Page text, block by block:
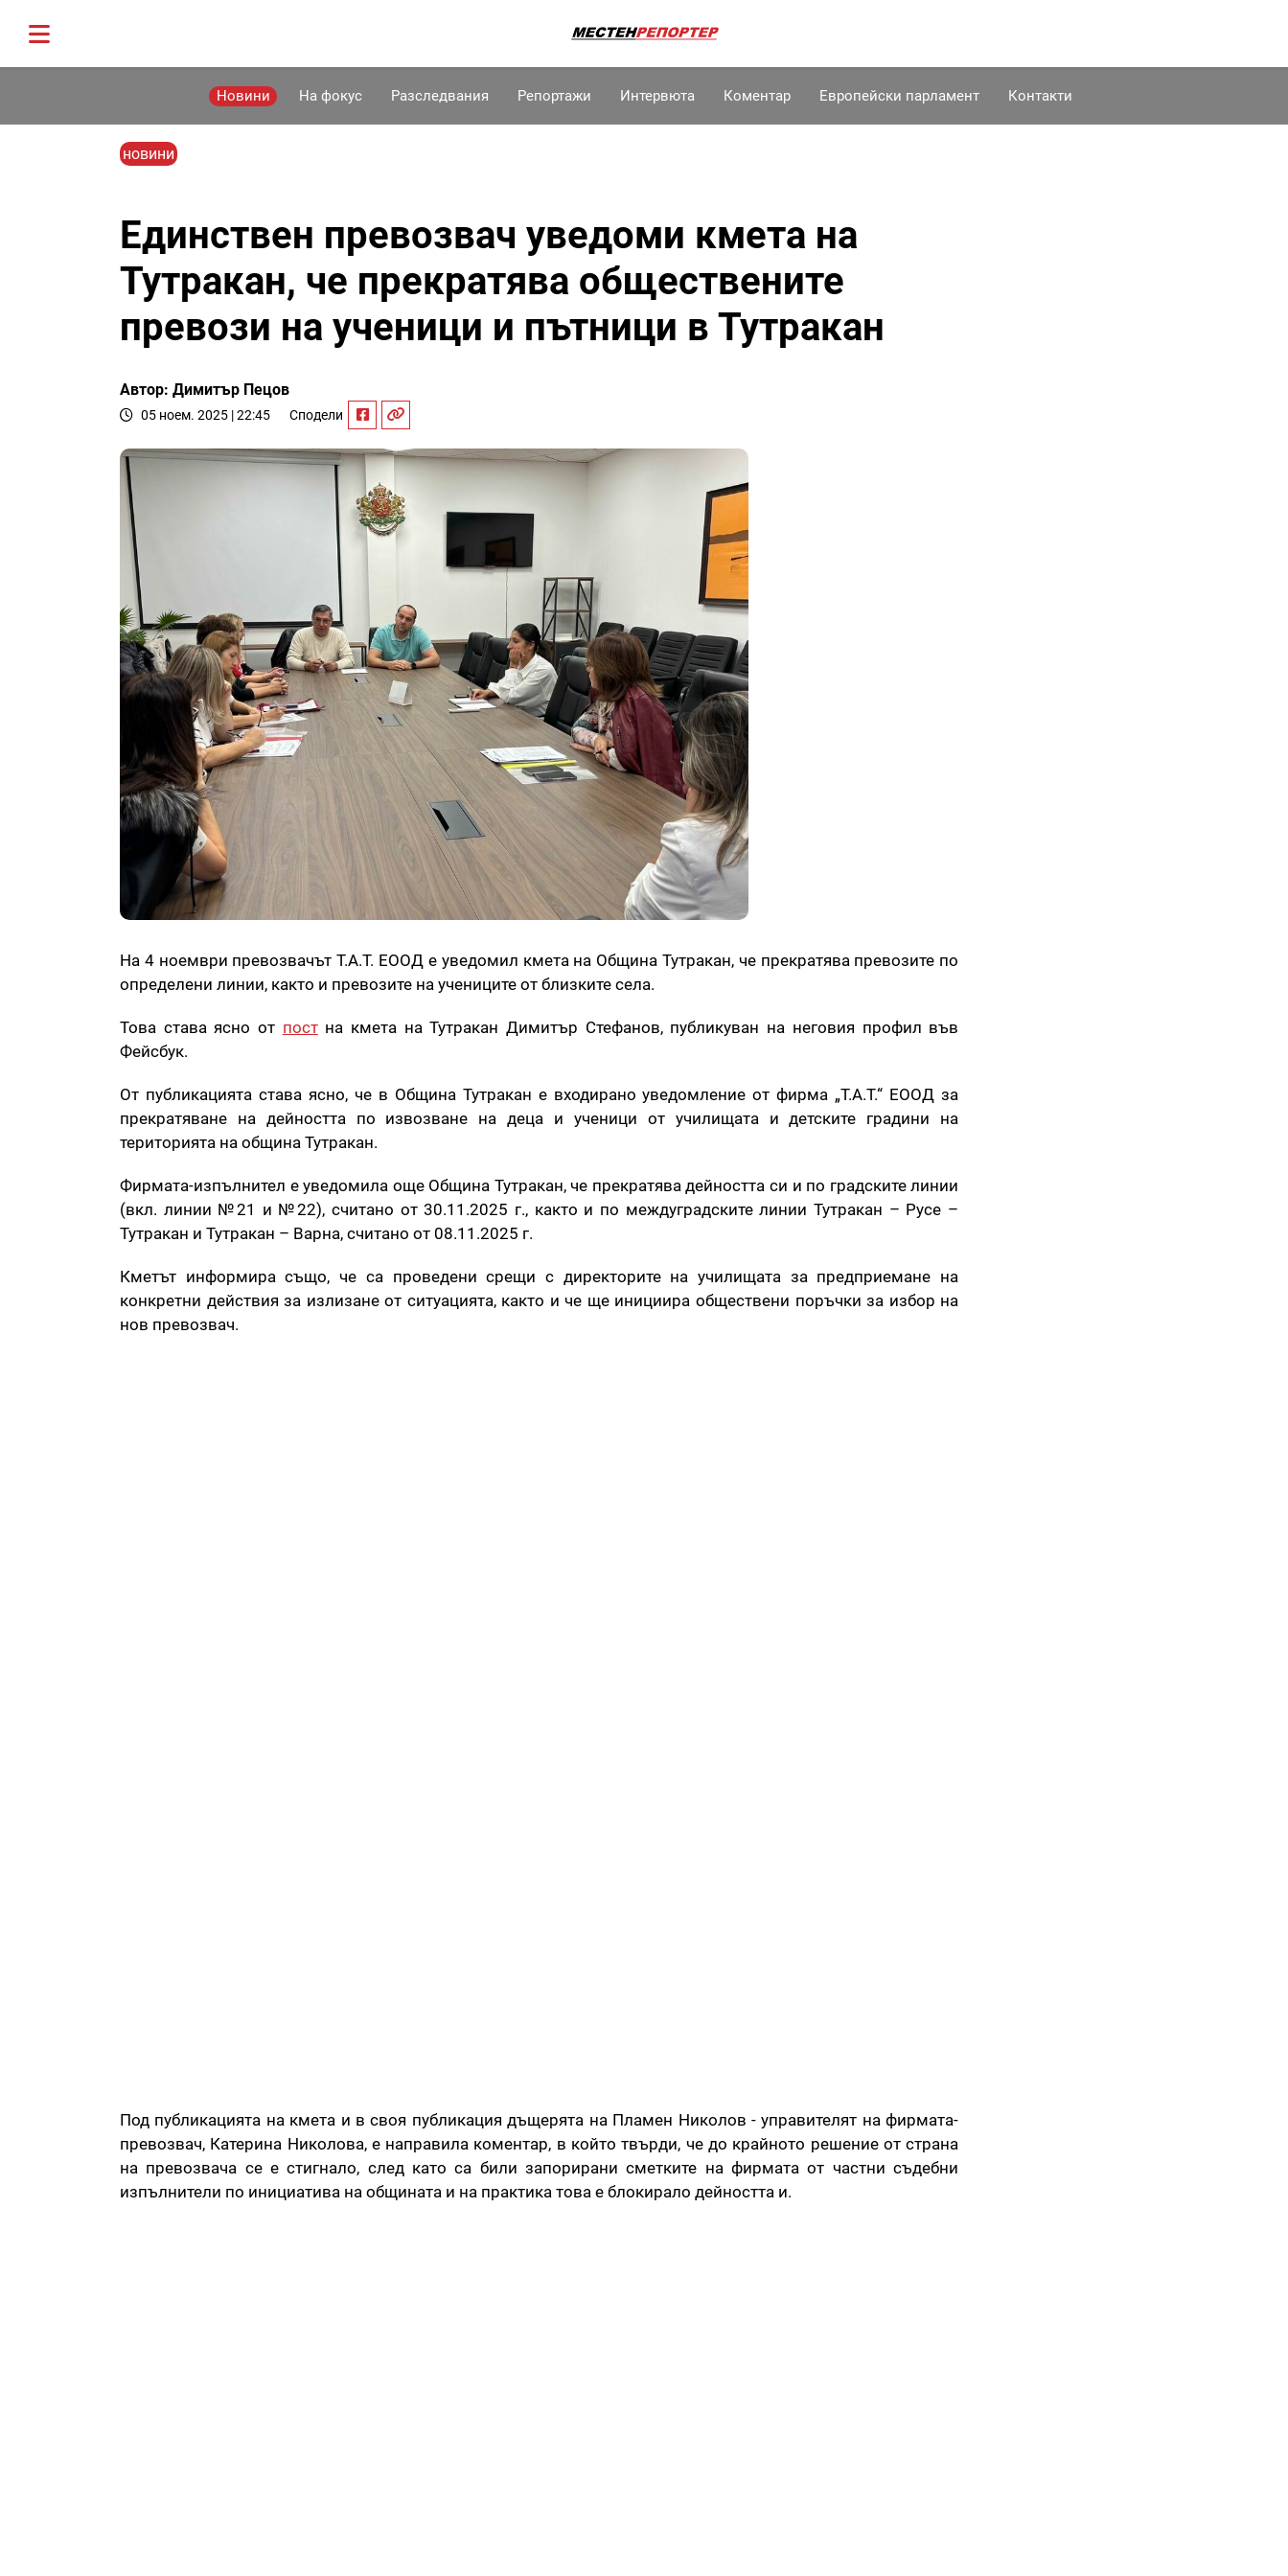
Новини На фокус Разследвания Репортажи Интервюта Коментар Европейски парламент Контакти
новини
Единствен превозвач уведоми кмета на
Тутракан, че прекратява обществените
превози на ученици и пътници в Тутракан
Автор: Димитър Пецов
05 ноем. 2025 | 22:45 Сподели
На 4 ноември превозвачът Т.А.Т. ЕООД е уведомил кмета на Община Тутракан, че прекратява превозите по
определени линии, както и превозите на учениците от близките села.
Това става ясно от постна кмета на Тутракан Димитър Стефанов, публикуван на неговия профил във
Фейсбук.
От публикацията става ясно, че в Община Тутракан е входирано уведомление от фирма „Т.А.Т.“ ЕООД за
прекратяване на дейността по извозване на деца и ученици от училищата и детските градини на
територията на община Тутракан.
Фирмата-изпълнител е уведомила още Община Тутракан, че прекратява дейността си и по градските линии
(вкл. линии №21 и №22), считано от 30.11.2025 г., както и по междуградските линии Тутракан – Русе –
Тутракан и Тутракан – Варна, считано от 08.11.2025 г.
Кметът информира също, че са проведени срещи с директорите на училищата за предприемане на
конкретни действия за излизане от ситуацията, както и че ще инициира обществени поръчки за избор на
нов превозвач.
Под публикацията на кмета и в своя публикация дъщерята на Пламен Николов - управителят на фирмата-
превозвач, Катерина Николова, е направила коментар, в който твърди, че до крайното решение от страна
на превозвача се е стигнало, след като са били запорирани сметките на фирмата от частни съдебни
изпълнители по инициатива на общината и на практика това е блокирало дейността и.